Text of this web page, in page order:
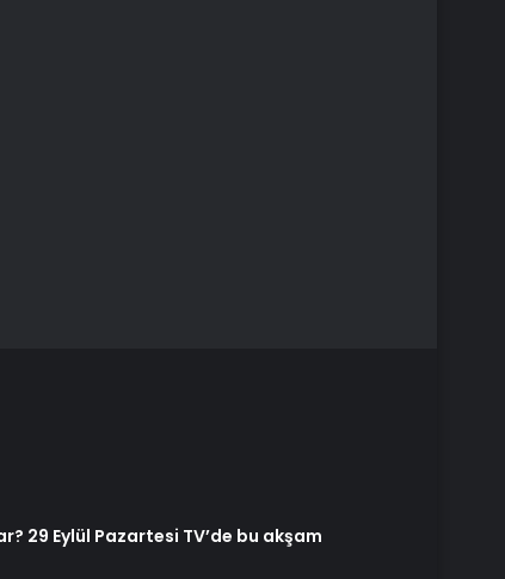
29 Eylül Pazartesi TV’de bu akşam